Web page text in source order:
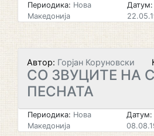
Периодика: Нова
Македонија
Датум:
Автор: Горјан Коруновски
СО ЗВУЦИТЕ НА
ПЕСНАТА
Периодика: Нова
Македонија
Датум: